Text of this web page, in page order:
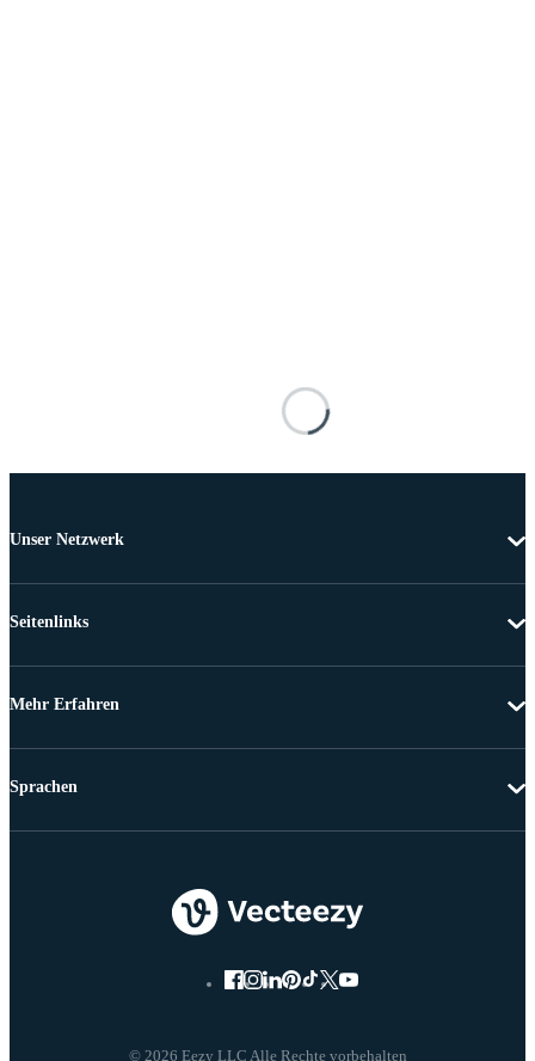
Unser Netzwerk
Seitenlinks
Mehr Erfahren
© 2026 Eezy LLC Alle Rechte vorbehalten
Sprachen